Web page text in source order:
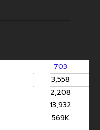
703
3,558
2,208
13,932
569K